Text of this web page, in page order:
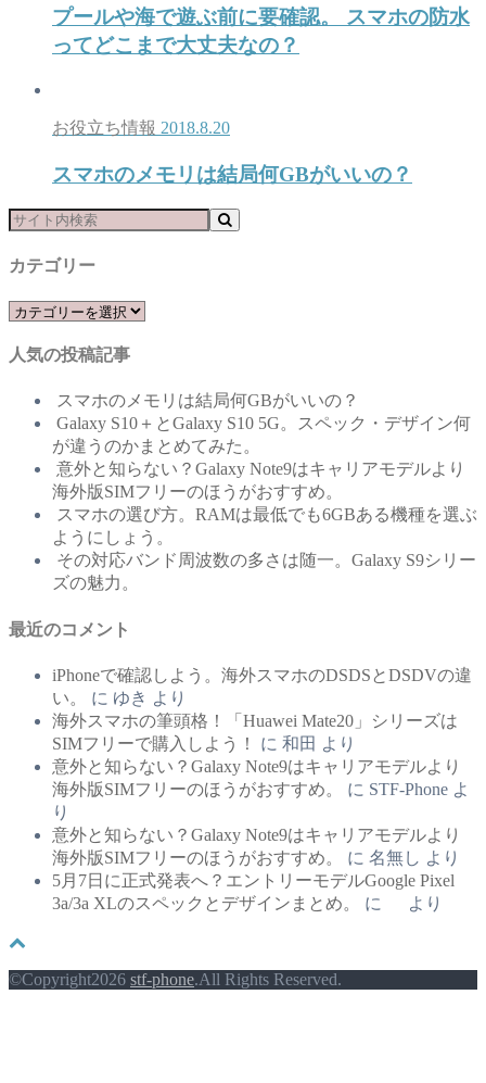
プールや海で遊ぶ前に要確認。 スマホの防水
ってどこまで大丈夫なの？
お役立ち情報 2018.8.20
スマホのメモリは結局何GBがいいの？
カテゴリー
カ
ゴ
人気の投稿記事
スマホのメモリは結局何GBがいいの？
Galaxy S10＋とGalaxy S10 5G。スペック・デザイン何
が違うのかまとめてみた。
意外と知らない？Galaxy Note9はキャリアモデルより
海外版SIMフリーのほうがおすすめ。
スマホの選び方。RAMは最低でも6GBある機種を選ぶ
ようにしょう。
その対応バンド周波数の多さは随一。Galaxy S9シリー
ズの魅力。
最近のコメント
iPhoneで確認しよう。海外スマホのDSDSとDSDVの違
い。
に ゆき より
海外スマホの筆頭格！「Huawei Mate20」シリーズは
SIMフリーで購入しよう！
に 和田 より
意外と知らない？Galaxy Note9はキャリアモデルより
海外版SIMフリーのほうがおすすめ。
に STF-Phone よ
り
意外と知らない？Galaxy Note9はキャリアモデルより
海外版SIMフリーのほうがおすすめ。
に 名無し より
5月7日に正式発表へ？エントリーモデルGoogle Pixel
3a/3a XLのスペックとデザインまとめ。
に より
©Copyright2026 stf-phone.All Rights Reserved.